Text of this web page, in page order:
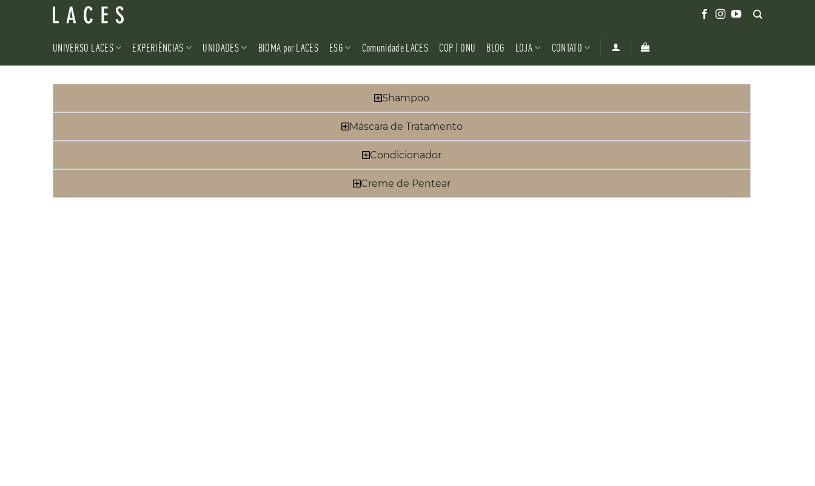
UNIVERSO LACES EXPERIÊNCIAS UNIDADES BIOMA por LACES ESG Comunidade LACES COP | ONU BLOG LOJA CONTATO
Shampoo
Máscara de Tratamento
Condicionador
Creme de Pentear